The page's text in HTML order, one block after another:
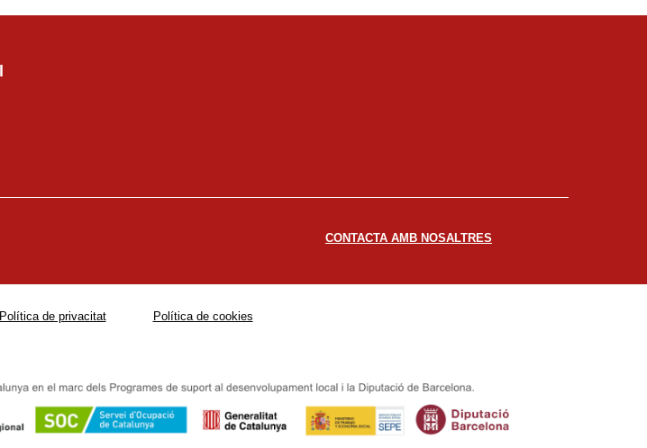
CONTACTA AMB NOSALTRES
Política de privacitat Política de cookies